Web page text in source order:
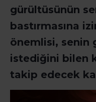
gürültüsünün
bastırmasına
önemlisi, senin
istediğini bilen
takip edecek